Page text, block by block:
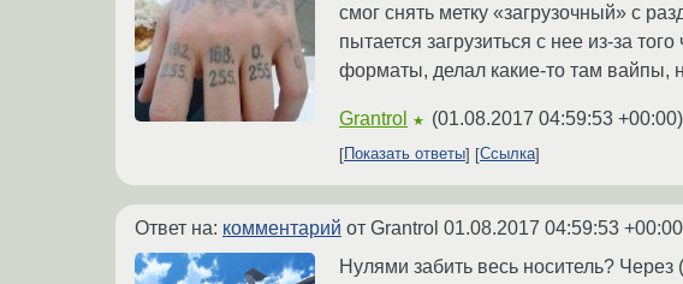
смог снять метку «загрузочный» с
пытается загрузиться с нее из-за
форматы, делал какие-то там вайпы,
Grantrol ★ (01.08.2017 04:59:53 +00:00)
Показать ответы Ссылка
Ответ на: комментарий от Grantrol 01.08.2017 04:59:53 +00:00
Нулями забить весь носитель?